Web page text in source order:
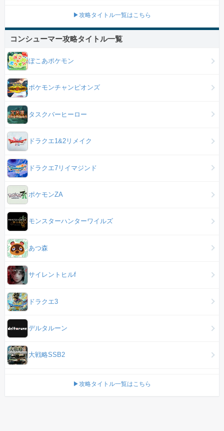
▶攻略タイトル一覧はこちら
コンシューマー攻略タイトル一覧
ぽこあポケモン
ポケモンチャンピオンズ
タスクバーヒーロー
ドラクエ1&2リメイク
ドラクエ7リイマジンド
ポケモンZA
モンスターハンターワイルズ
あつ森
サイレントヒルf
ドラクエ3
デルタルーン
大戦略SSB2
▶攻略タイトル一覧はこちら